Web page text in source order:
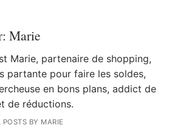
Marie
Marie, partenaire de shopping,
partante pour faire les soldes,
en bons plans, addict de
de réductions.
BY MARIE